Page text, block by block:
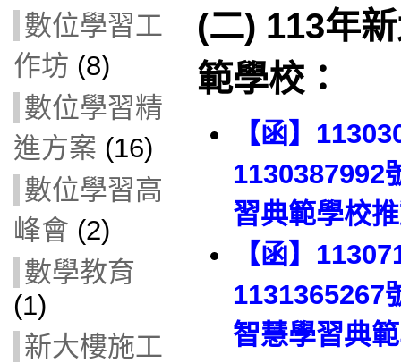
數位學習工
作坊 (8)
數位學習精
進方案 (16)
數位學習高
峰會 (2)
數學教育
(1)
新大樓施工
(二) 113年
範學校：
【函】
1130387992
習典範學校
【函】
1131365267
智慧學習典